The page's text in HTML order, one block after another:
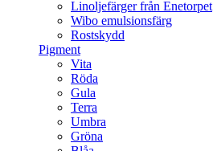
Linoljefärger från Enetorpet
Wibo emulsionsfärg
Rostskydd
Pigment
Vita
Röda
Gula
Terra
Umbra
Gröna